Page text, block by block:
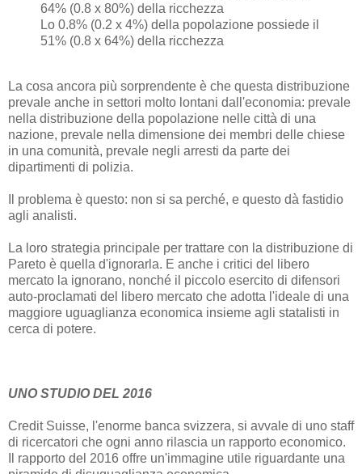
64% (0.8 x 80%) della ricchezza
Lo 0.8% (0.2 x 4%) della popolazione possiede il
51% (0.8 x 64%) della ricchezza
La cosa ancora più sorprendente è che questa distribuzione
prevale anche in settori molto lontani dall'economia: prevale
nella distribuzione della popolazione nelle città di una
nazione, prevale nella dimensione dei membri delle chiese
in una comunità, prevale negli arresti da parte dei
dipartimenti di polizia.
Il problema è questo: non si sa perché, e questo dà fastidio
agli analisti.
La loro strategia principale per trattare con la distribuzione di
Pareto è quella d'ignorarla. E anche i critici del libero
mercato la ignorano, nonché il piccolo esercito di difensori
auto-proclamati del libero mercato che adotta l'ideale di una
maggiore uguaglianza economica insieme agli statalisti in
cerca di potere.
UNO STUDIO DEL 2016
Credit Suisse, l'enorme banca svizzera, si avvale di uno staff
di ricercatori che ogni anno rilascia un rapporto economico.
Il rapporto del 2016 offre un'immagine utile riguardante una